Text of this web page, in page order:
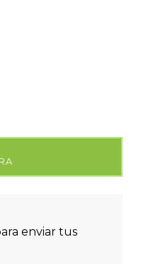
enviar tus